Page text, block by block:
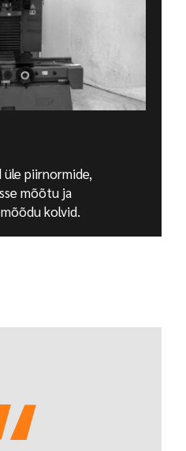
üle piirnormide,
mõõtu ja
kolvid.